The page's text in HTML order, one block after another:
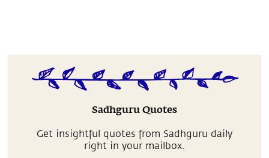
Sadhguru Quotes
Get insightful quotes from Sadhguru daily
right in your mailbox.